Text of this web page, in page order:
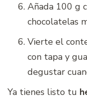
Añada 100 g
chocolatelas
Vierte el
con tapa y
degustar
Ya tienes listo tu